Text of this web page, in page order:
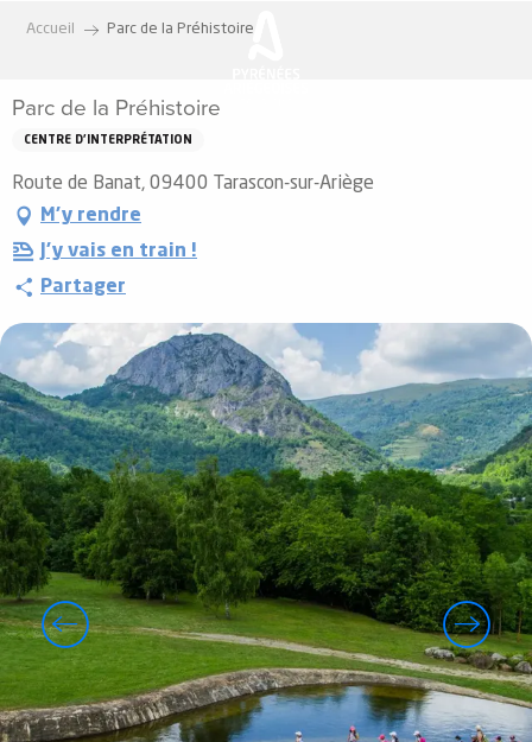
principal
Accueil Parc de la Préhistoire
Parc de la Préhistoire
CENTRE D'INTERPRÉTATION
Route de Banat, 09400 Tarascon-sur-Ariège
M'y rendre
J'y vais en train !
Partager